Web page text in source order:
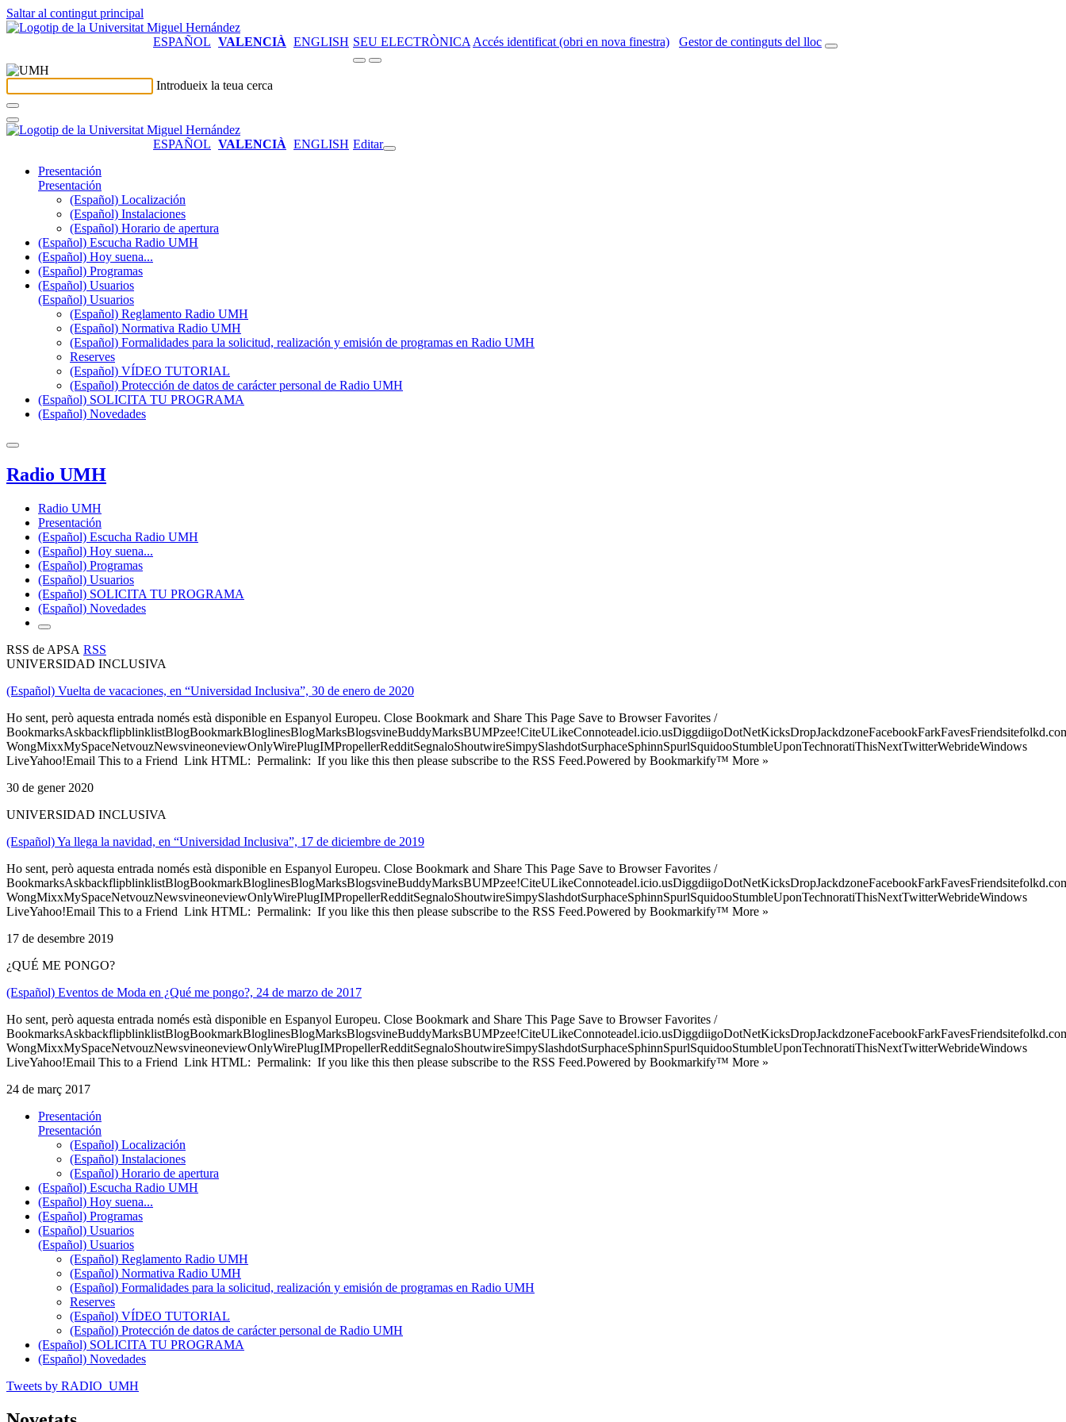
Saltar al contingut principal
ESPAÑOL VALENCIÀ ENGLISH SEU ELECTRÒNICA Accés identificat (obri en nova finestra) Gestor de continguts del lloc
Introdueix la teua cerca
ESPAÑOL VALENCIÀ ENGLISH Editar
Presentación
Presentación
(Español) Localización
(Español) Instalaciones
(Español) Horario de apertura
(Español) Escucha Radio UMH
(Español) Hoy suena...
(Español) Programas
(Español) Usuarios
(Español) Usuarios
(Español) Reglamento Radio UMH
(Español) Normativa Radio UMH
(Español) Formalidades para la solicitud, realización y emisión de programas en Radio UMH
Reserves
(Español) VÍDEO TUTORIAL
(Español) Protección de datos de carácter personal de Radio UMH
(Español) SOLICITA TU PROGRAMA
(Español) Novedades
Radio UMH
Radio UMH
Presentación
(Español) Escucha Radio UMH
(Español) Hoy suena...
(Español) Programas
(Español) Usuarios
(Español) SOLICITA TU PROGRAMA
(Español) Novedades
RSS de APSA RSS
UNIVERSIDAD INCLUSIVA
(Español) Vuelta de vacaciones, en “Universidad Inclusiva”, 30 de enero de 2020
Ho sent, però aquesta entrada només està disponible en Espanyol Europeu. Close Bookmark and Share This Page Save to Browser Favorites /
WongMixxMySpaceNetvouzNewsvineoneviewOnlyWirePlugIMPropellerRedditSegnaloShoutwireSimpySlashdotSurphaceSphinnSpurlSquidooStumbleUponTechnoratiThisNextTwitterWebrideWindows
LiveYahoo!Email This to a Friend Link HTML: Permalink: If you like this then please subscribe to the RSS Feed.Powered by Bookmarkify™ More »
30 de gener 2020
UNIVERSIDAD INCLUSIVA
(Español) Ya llega la navidad, en “Universidad Inclusiva”, 17 de diciembre de 2019
Ho sent, però aquesta entrada només està disponible en Espanyol Europeu. Close Bookmark and Share This Page Save to Browser Favorites /
WongMixxMySpaceNetvouzNewsvineoneviewOnlyWirePlugIMPropellerRedditSegnaloShoutwireSimpySlashdotSurphaceSphinnSpurlSquidooStumbleUponTechnoratiThisNextTwitterWebrideWindows
LiveYahoo!Email This to a Friend Link HTML: Permalink: If you like this then please subscribe to the RSS Feed.Powered by Bookmarkify™ More »
17 de desembre 2019
¿QUÉ ME PONGO?
(Español) Eventos de Moda en ¿Qué me pongo?, 24 de marzo de 2017
Ho sent, però aquesta entrada només està disponible en Espanyol Europeu. Close Bookmark and Share This Page Save to Browser Favorites /
WongMixxMySpaceNetvouzNewsvineoneviewOnlyWirePlugIMPropellerRedditSegnaloShoutwireSimpySlashdotSurphaceSphinnSpurlSquidooStumbleUponTechnoratiThisNextTwitterWebrideWindows
LiveYahoo!Email This to a Friend Link HTML: Permalink: If you like this then please subscribe to the RSS Feed.Powered by Bookmarkify™ More »
24 de març 2017
Presentación
Presentación
(Español) Localización
(Español) Instalaciones
(Español) Horario de apertura
(Español) Escucha Radio UMH
(Español) Hoy suena...
(Español) Programas
(Español) Usuarios
(Español) Usuarios
(Español) Reglamento Radio UMH
(Español) Normativa Radio UMH
(Español) Formalidades para la solicitud, realización y emisión de programas en Radio UMH
Reserves
(Español) VÍDEO TUTORIAL
(Español) Protección de datos de carácter personal de Radio UMH
(Español) SOLICITA TU PROGRAMA
(Español) Novedades
Tweets by RADIO_UMH